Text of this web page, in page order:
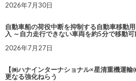
2026年7月30日
自動車船の荷役中断を抑制する自動車移動
入 ～自力走行できない車両を約5分で移動可
2026年7月27日
【㈱ハナインターナショナル×星清重機運
更なる強化ねらう